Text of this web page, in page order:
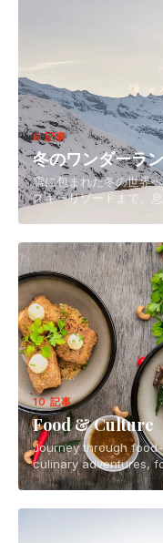
6 記事
冬のワンダーラ
雪に包まれた冬の世界
スキーリゾートまで、
10 記事
Food & Culture
Journey through
culinary adventures,
the vibrant food